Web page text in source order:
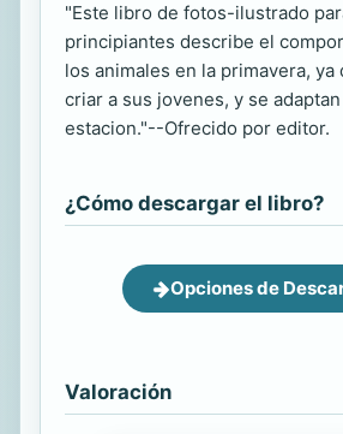
"Este libro de fotos-ilustrado
principiantes describe el
los animales en la primavera, ya
criar a sus jovenes, y se
estacion."--Ofrecido por editor.
¿Cómo descargar el libro?
Opciones de
Valoración